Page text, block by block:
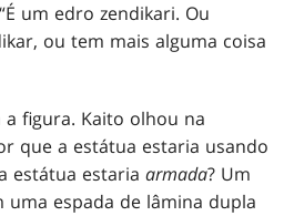
um edro zendikari. Ou
ou tem mais alguma coisa
figura. Kaito olhou na
que a estátua estaria usando
estátua estariaarmada? Um
espada de lâmina dupla